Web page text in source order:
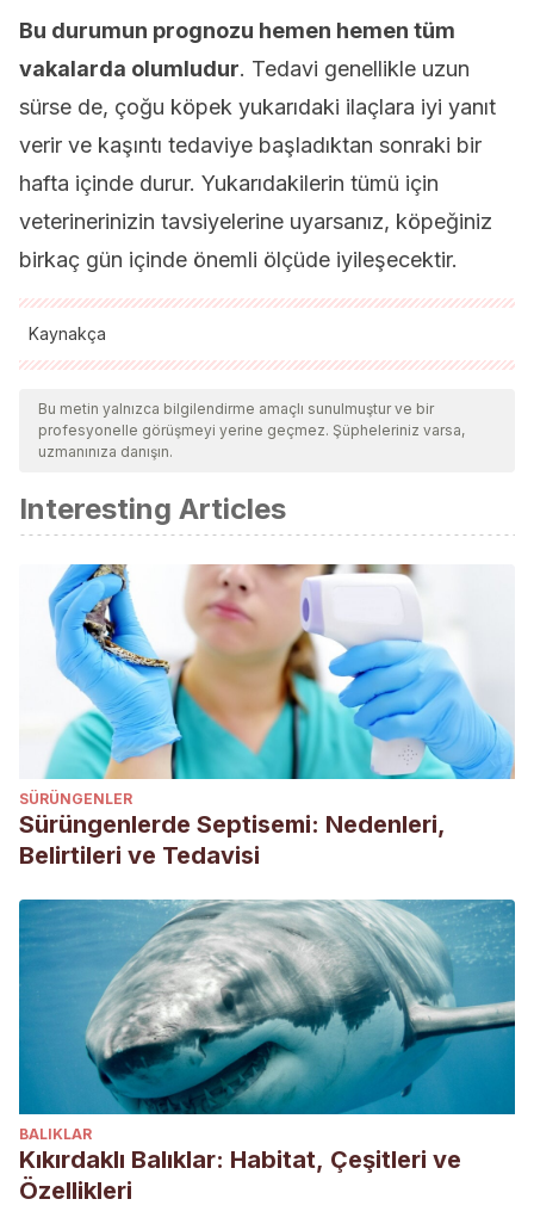
Bu durumun prognozu hemen hemen tüm
vakalarda olumludur. Tedavi genellikle uzun
sürse de, çoğu köpek yukarıdaki ilaçlara iyi yanıt
verir ve kaşıntı tedaviye başladıktan sonraki bir
hafta içinde durur. Yukarıdakilerin tümü için
veterinerinizin tavsiyelerine uyarsanız, köpeğiniz
birkaç gün içinde önemli ölçüde iyileşecektir.
Kaynakça
Tüm alıntı yapılan kaynaklar, kalitelerini, güvenilirliklerini,
güncelliklerini ve geçerliliklerini sağlamak için ekibimiz
tarafından derinlemesine incelendi. Bu makalenin bibliyografisi
kabul edildi.
Yeast dermatitis in dogs, VCA Hospitals. Recogido a 17 de
noviembre en https://vcahospitals.com/know-your-
pet/yeast-dermatitis-in-dogs
Yeast infection in dogs, Small Door veterinary. Recogido a
17 de noviembre en
https://www.smalldoorvet.com/learning-
center/medical/yeast-infections-in-dogs
Bu metin yalnızca bilgilendirme amaçlı sunulmuştur ve bir
profesyonelle görüşmeyi yerine geçmez. Şüpheleriniz varsa,
uzmanınıza danışın.
Interesting Articles
SÜRÜNGENLER
Sürüngenlerde Septisemi: Nedenleri,
Belirtileri ve Tedavisi
BALIKLAR
Kıkırdaklı Balıklar: Habitat, Çeşitleri ve
Özellikleri